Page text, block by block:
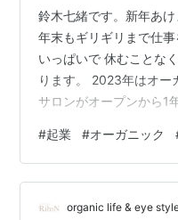
鈴木七緒です。新年あ
年末もギリギリまで仕
いっぱいで 休むことな
ります。 2023年はオー
サロンがオープンから1
タートも切っています
ることなく、 自分自身
ジネスパーソンになる
たもの、やってきたこ
#起業 #オーガニック
organic life & eye